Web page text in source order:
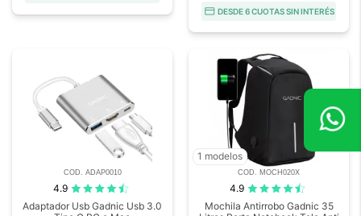
DESDE 6 CUOTAS SIN INTERÉS
COD. ADAP0010
4.9
Adaptador Usb Gadnic Usb 3.0
1 modelos
COD. MOCH020X
4.9
Mochila Antirrobo Gadnic 35